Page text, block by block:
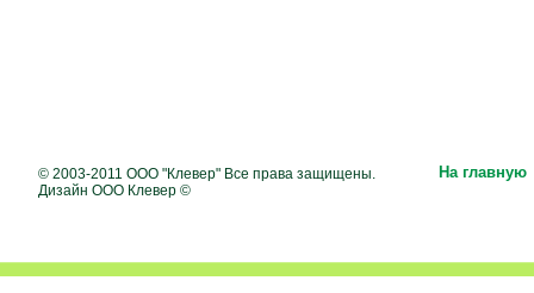
© 2003-2011 ООО "Клевер" Все права защищены.
Дизайн ООО Клевер ©
На главную